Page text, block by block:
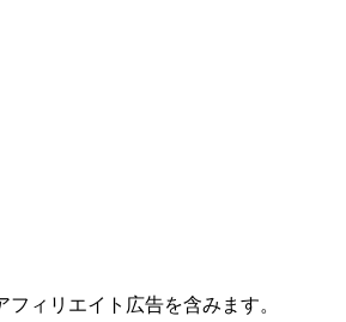
ィリエイト広告を含みます。